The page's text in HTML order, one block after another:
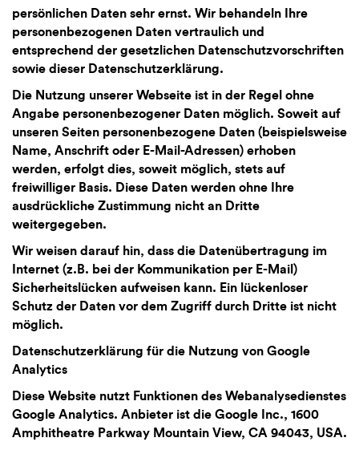
persönlichen Daten sehr ernst. Wir behandeln Ihre
personenbezogenen Daten vertraulich und
entsprechend der gesetzlichen Datenschutzvorschriften
sowie dieser Datenschutzerklärung.
Die Nutzung unserer Webseite ist in der Regel ohne
Angabe personenbezogener Daten möglich. Soweit auf
unseren Seiten personenbezogene Daten (beispielsweise
Name, Anschrift oder E-Mail-Adressen) erhoben
werden, erfolgt dies, soweit möglich, stets auf
freiwilliger Basis. Diese Daten werden ohne Ihre
ausdrückliche Zustimmung nicht an Dritte
weitergegeben.
Wir weisen darauf hin, dass die Datenübertragung im
Internet (z.B. bei der Kommunikation per E-Mail)
Sicherheitslücken aufweisen kann. Ein lückenloser
Schutz der Daten vor dem Zugriff durch Dritte ist nicht
möglich.
Datenschutzerklärung für die Nutzung von Google
Analytics
Diese Website nutzt Funktionen des Webanalysedienstes
Google Analytics. Anbieter ist die Google Inc., 1600
Amphitheatre Parkway Mountain View, CA 94043, USA.